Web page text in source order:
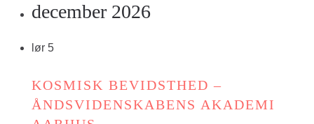
december 2026
lør 5
KOSMISK BEVIDSTHED –
ÅNDSVIDENSKABENS AKADEMI